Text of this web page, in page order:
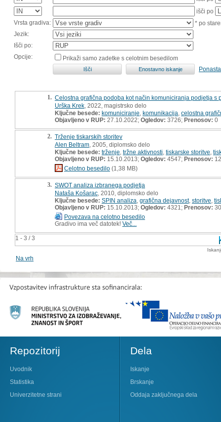
išči po
Vrsta gradiva:
* po
Jezik:
Išči po:
Opcije:
Prikaži samo zadetke s celotnim besedilom
1 - 3 / 3
1. Celostna grafična podoba kot način komuniciranja podjetja
Urška Krek , 2022, magistrsko delo
Ključne besede: komuniciranje komunikacija celostna
Objavljeno v RUP: 27.10.2022; Ogledov: 3726; Prenosov: 0
2. Trženje tiskarskih storitev
Alen Beltram , 2005, diplomsko delo
Ključne besede: trženje tržne aktivnosti tiskarske storitve
Objavljeno v RUP: 15.10.2013; Ogledov: 4547; Prenosov:
Celotno besedilo (1,38 MB)
3. SWOT analiza izbranega podjetja
Nataša Košarac , 2010, diplomsko delo
Ključne besede: SPIN analiza grafična dejavnost, storitve
Objavljeno v RUP: 15.10.2013; Ogledov: 4321; Prenosov:
Povezava na celotno besedilo
Gradivo ima več datotek! Več...
Na vrh
Repozitorij
Uvodnik
Statistika
Univerzitetne strani
Dela
Iskanje
Brskanje
Oddaja zaključnega dela